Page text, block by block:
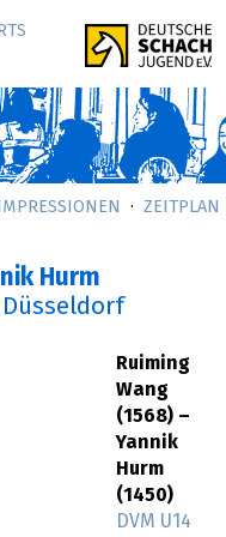
IMPRESSIONEN ZEITPLAN
Hurm
Ruiming
Wang
(1568) –
Yannik
Hurm
(1450)
DVM U14